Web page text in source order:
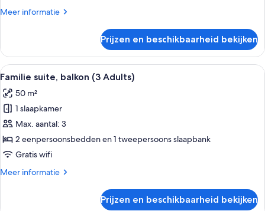
and
laden
Meer informatie
Meer
suite,
balkon
(2
and
2
Children)
Prijzen en beschikbaarheid bekijken
Alle
foto's
voor
Familie
suite,
balkon
(3
laden
Een moderne hotelkamer met een
7
Familie suite, balkon (3 Adults)
50 m²
1 slaapkamer
Max. aantal: 3
2 eenpersoonsbedden en 1 tweepersoons slaapbank
Gratis wifi
Meer informatie
Meer
Prijzen en beschikbaarheid bekijken